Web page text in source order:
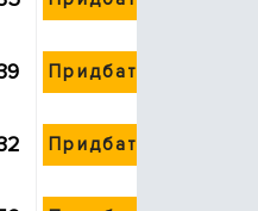
Придбати
Придбати